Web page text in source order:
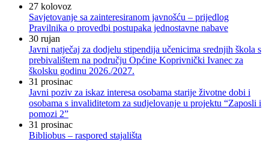
27 kolovoz
Savjetovanje sa zainteresiranom javnošću – prijedlog
Pravilnika o provedbi postupaka jednostavne nabave
30 rujan
Javni natječaj za dodjelu stipendija učenicima srednjih škola s
prebivalištem na području Općine Koprivnički Ivanec za
školsku godinu 2026./2027.
31 prosinac
Javni poziv za iskaz interesa osobama starije životne dobi i
osobama s invaliditetom za sudjelovanje u projektu “Zaposli i
pomozi 2”
31 prosinac
Bibliobus – raspored stajališta